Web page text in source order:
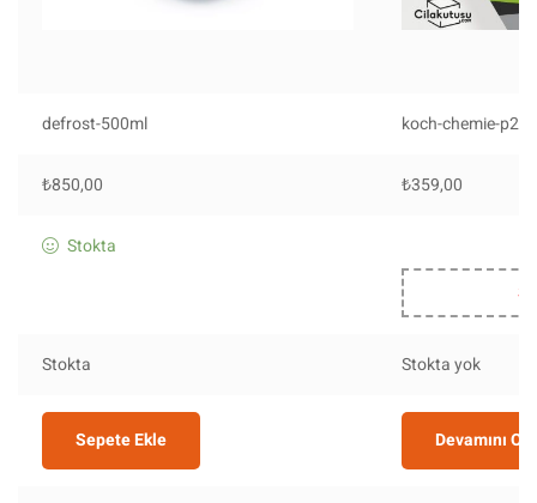
defrost-500ml koch-chemie-p201
₺850,00 ₺359,00
Stokta
Stokta Stokta yok
Sepete Ekle Devamını